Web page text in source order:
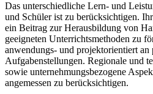
Das unterschiedliche Lern- und
und Schüler ist zu berücksichtigen.
ein Beitrag zur Herausbildung von
geeigneten Unterrichtsmethoden zu
anwendungs- und projektorientiert an
Aufgabenstellungen. Regionale und
sowie unternehmungsbezogene
angemessen zu berücksichtigen.